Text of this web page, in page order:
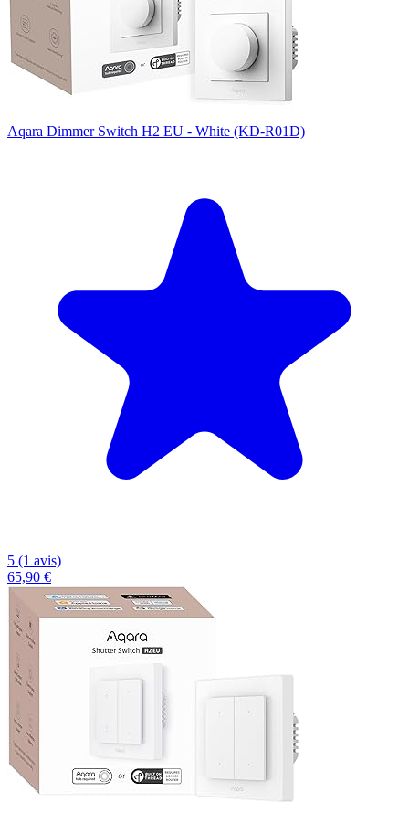
Aqara Dimmer Switch H2 EU - White (KD-R01D)
5 (1 avis)
65,90 €